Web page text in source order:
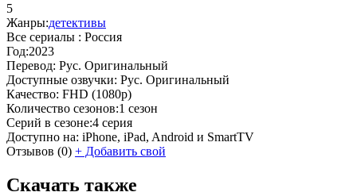
5
Жанры:детективы
Все сериалы : Россия
Год:2023
Перевод: Рус. Оригинальный
Доступные озвучки: Рус. Оригинальный
Качество: FHD (1080p)
Количество сезонов:1 сезон
Серий в сезоне:4 серия
Доступно на: iPhone, iPad, Android и SmartTV
Отзывов (0) + Добавить свой
Скачать также